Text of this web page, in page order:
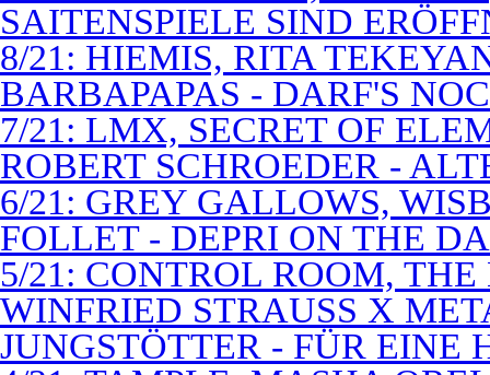
SAITENSPIELE SIND
8/21: HIEMIS, RITA
BARBAPAPAS - DARF'S
7/21: LMX, SECRET OF
ROBERT SCHROEDER -
6/21: GREY GALLOWS,
FOLLET - DEPRI ON THE
5/21: CONTROL ROOM,
WINFRIED STRAUSS X
JUNGSTÖTTER - FÜR EINE